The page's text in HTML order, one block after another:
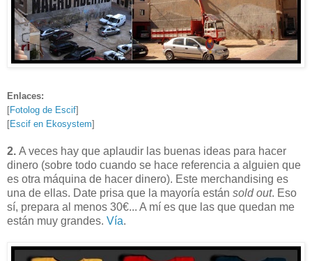
Enlaces:
[Fotolog de Escif]
[Escif en Ekosystem]
2. A veces hay que aplaudir las buenas ideas para hacer
dinero (sobre todo cuando se hace referencia a alguien que
es otra máquina de hacer dinero). Este merchandising es
una de ellas. Date prisa que la mayoría están sold out. Eso
sí, prepara al menos 30€... A mí es que las que quedan me
están muy grandes. Vía.